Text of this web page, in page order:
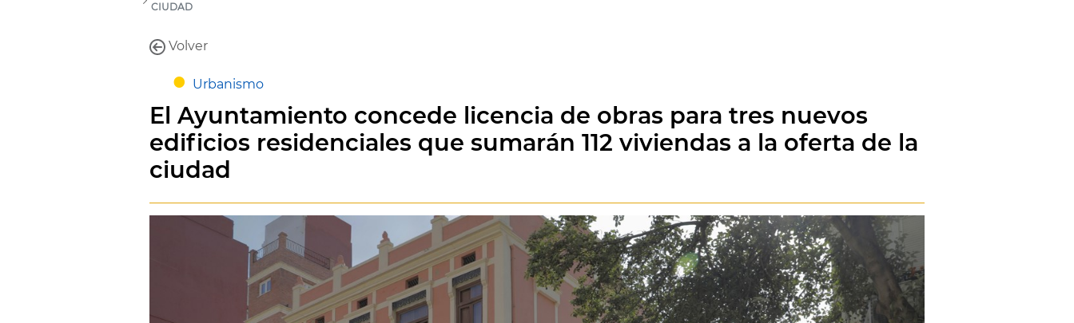
CIUDAD
Volver
Urbanismo
El Ayuntamiento concede licencia de obras para tres nuevos
edificios residenciales que sumarán 112 viviendas a la oferta de la
ciudad